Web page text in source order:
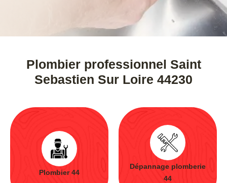
Plombier professionnel Saint
Sebastien Sur Loire 44230
Plombier 44
Dépannage plomberie
44